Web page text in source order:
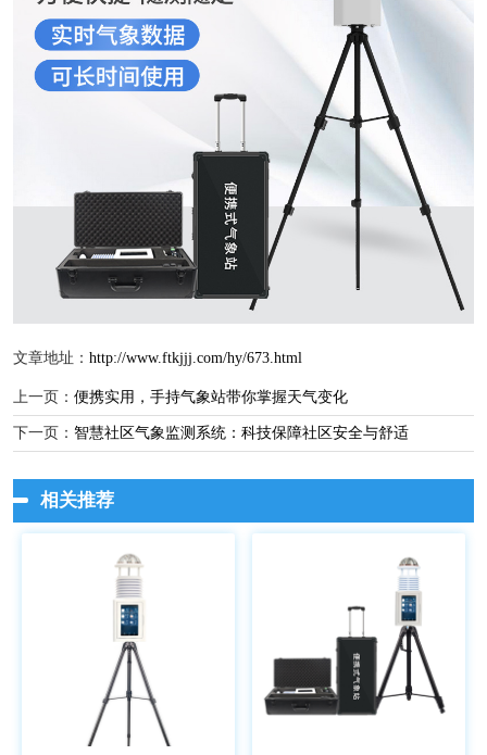
文章地址： http://www.ftkjjj.com/hy/673.html
上一页： 便携实用，手持气象站带你掌握天气变化
下一页： 智慧社区气象监测系统：科技保障社区安全与舒适
相关推荐